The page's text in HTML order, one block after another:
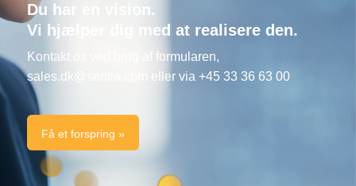
Du har en vision.
Vi hjælper dig med at realisere den.
Kontakt os ved brug af formularen,
sales.dk@sentia.com
eller via +45 33 36 63 00
Få et forspring »